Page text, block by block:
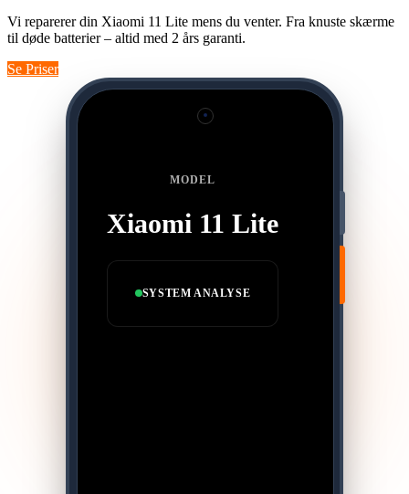
Vi reparerer din Xiaomi 11 Lite mens du venter. Fra knuste skærme
til døde batterier – altid med 2 års garanti.
Se Priser
MODEL
Xiaomi 11 Lite
SYSTEM ANALYSE